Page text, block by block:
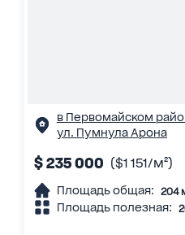
в Первомайском
ул. Пумнула Арона
$ 235 000 ($1 151/м²)
Площадь общая: 204
Площадь полезная: